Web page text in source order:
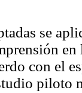
se
con el
piloto